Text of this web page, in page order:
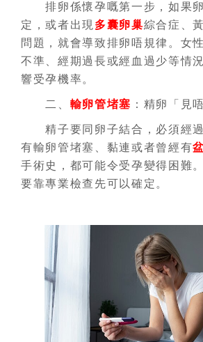
排卵係懷孕嘅第一步，如果卵
定，或者出現 多囊卵巢綜合症、
問題，就會導致排卵唔規律。女
不準、經期過長或經血過少等情
響受孕機率。
二、 輸卵管堵塞 ：精卵「見
精子要同卵子結合，必須經過
有輸卵管堵塞、黏連或者曾經有
手術史，都可能令受孕變得困難
要靠專業檢查先可以確定。